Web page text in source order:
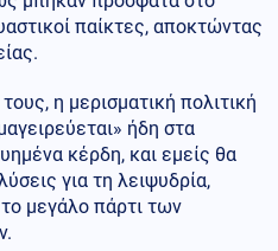
παίκτες, αποκτώντας
η μερισματική πολιτική
ήδη στα
κέρδη, και εμείς θα
για τη λειψυδρία,
μεγάλο πάρτι των